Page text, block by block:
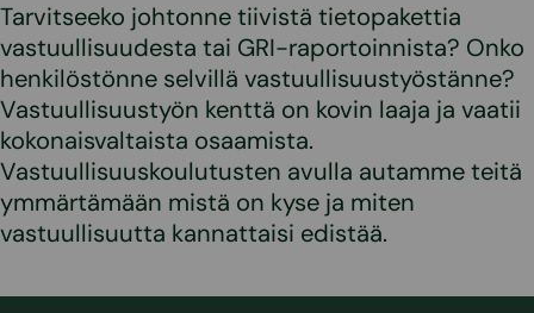
Tarvitseeko johtonne tiivistä tietopakettia
vastuullisuudesta tai GRI-raportoinnista? Onko
henkilöstönne selvillä vastuullisuustyöstänne?
Vastuullisuustyön kenttä on kovin laaja ja vaatii
kokonaisvaltaista osaamista.
Vastuullisuuskoulutusten avulla autamme teitä
ymmärtämään mistä on kyse ja miten
vastuullisuutta kannattaisi edistää.